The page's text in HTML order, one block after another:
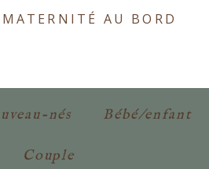
jamais publié ou partagé.
d'un astérisque sont
AU BORD
nés Bébé/enfant
Couple